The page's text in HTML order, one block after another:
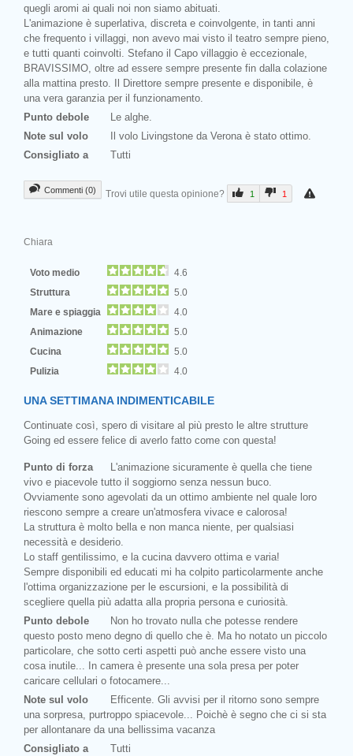
quegli aromi ai quali noi non siamo abituati.
L'animazione è superlativa, discreta e coinvolgente, in tanti anni
che frequento i villaggi, non avevo mai visto il teatro sempre pieno,
e tutti quanti coinvolti. Stefano il Capo villaggio è eccezionale,
BRAVISSIMO, oltre ad essere sempre presente fin dalla colazione
alla mattina presto. Il Direttore sempre presente e disponibile, è
una vera garanzia per il funzionamento.
Punto debole
Le alghe.
Note sul volo
Il volo Livingstone da Verona è stato ottimo.
Consigliato a
Tutti
Commenti (0) Trovi utile questa opinione? 1 1
Chiara
Voto medio
4.6
Struttura
5.0
Mare e spiaggia
4.0
Animazione
5.0
Cucina
5.0
Pulizia
4.0
UNA SETTIMANA INDIMENTICABILE
Continuate così, spero di visitare al più presto le altre strutture
Going ed essere felice di averlo fatto come con questa!
Punto di forza
L'animazione sicuramente è quella che tiene
vivo e piacevole tutto il soggiorno senza nessun buco.
Ovviamente sono agevolati da un ottimo ambiente nel quale loro
riescono sempre a creare un'atmosfera vivace e calorosa!
La struttura è molto bella e non manca niente, per qualsiasi
necessità e desiderio.
Lo staff gentilissimo, e la cucina davvero ottima e varia!
Sempre disponibili ed educati mi ha colpito particolarmente anche
l'ottima organizzazione per le escursioni, e la possibilità di
scegliere quella più adatta alla propria persona e curiosità.
Punto debole
Non ho trovato nulla che potesse rendere
questo posto meno degno di quello che è. Ma ho notato un piccolo
particolare, che sotto certi aspetti può anche essere visto una
cosa inutile... In camera è presente una sola presa per poter
caricare cellulari o fotocamere...
Note sul volo
Efficente. Gli avvisi per il ritorno sono sempre
una sorpresa, purtroppo spiacevole... Poichè è segno che ci si sta
per allontanare da una bellissima vacanza
Consigliato a
Tutti